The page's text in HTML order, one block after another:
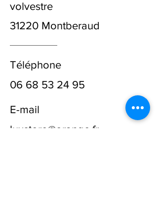
volvestre
31220 Montberaud
Téléphone
06 68 53 24 95
E-mail
luxstore@orange.fr